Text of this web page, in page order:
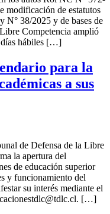
modificación de estatutos
N° 38/2025 y de bases de
Competencia amplió
días hábiles […]
para la
a sus
de Defensa de la Libre
la apertura del
de educación superior
y funcionamiento del
su interés mediante el
. […]